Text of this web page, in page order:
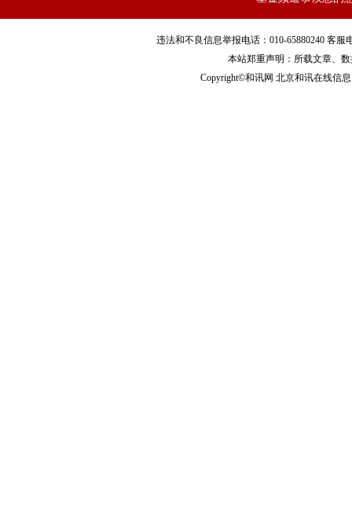
违法和不良信息举报电话：010-65880240 客服
本站郑重声明：所载文章、
Copyright©和讯网 北京和讯在线信